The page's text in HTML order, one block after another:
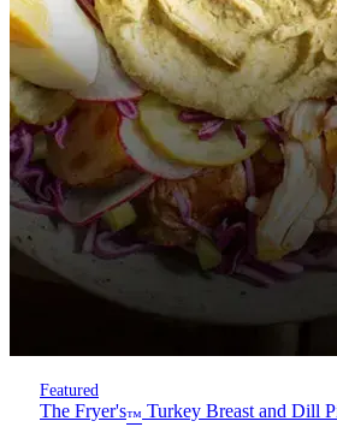
Featured
The Fryer's™ Turkey Breast and Dill